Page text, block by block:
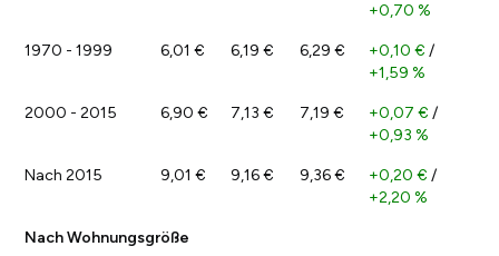
+0,70 %
1970 - 1999 6,01 € 6,19 € 6,29 € +0,10 € /
+1,59 %
2000 - 2015 6,90 € 7,13 € 7,19 € +0,07 € /
+0,93 %
Nach 2015 9,01 € 9,16 € 9,36 € +0,20 € /
+2,20 %
Nach Wohnungsgröße